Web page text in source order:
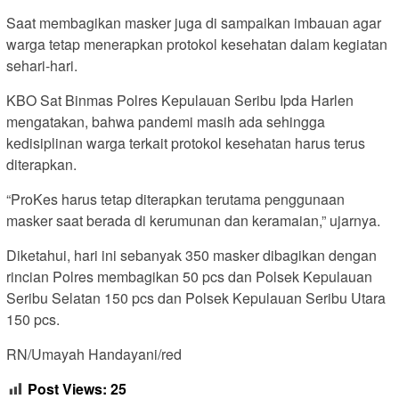
Saat membagikan masker juga di sampaikan imbauan agar
warga tetap menerapkan protokol kesehatan dalam kegiatan
sehari-hari.
KBO Sat Binmas Polres Kepulauan Seribu Ipda Harlen
mengatakan, bahwa pandemi masih ada sehingga
kedisiplinan warga terkait protokol kesehatan harus terus
diterapkan.
“ProKes harus tetap diterapkan terutama penggunaan
masker saat berada di kerumunan dan keramaian,” ujarnya.
Diketahui, hari ini sebanyak 350 masker dibagikan dengan
rincian Polres membagikan 50 pcs dan Polsek Kepulauan
Seribu Selatan 150 pcs dan Polsek Kepulauan Seribu Utara
150 pcs.
RN/Umayah Handayani/red
Post Views: 25